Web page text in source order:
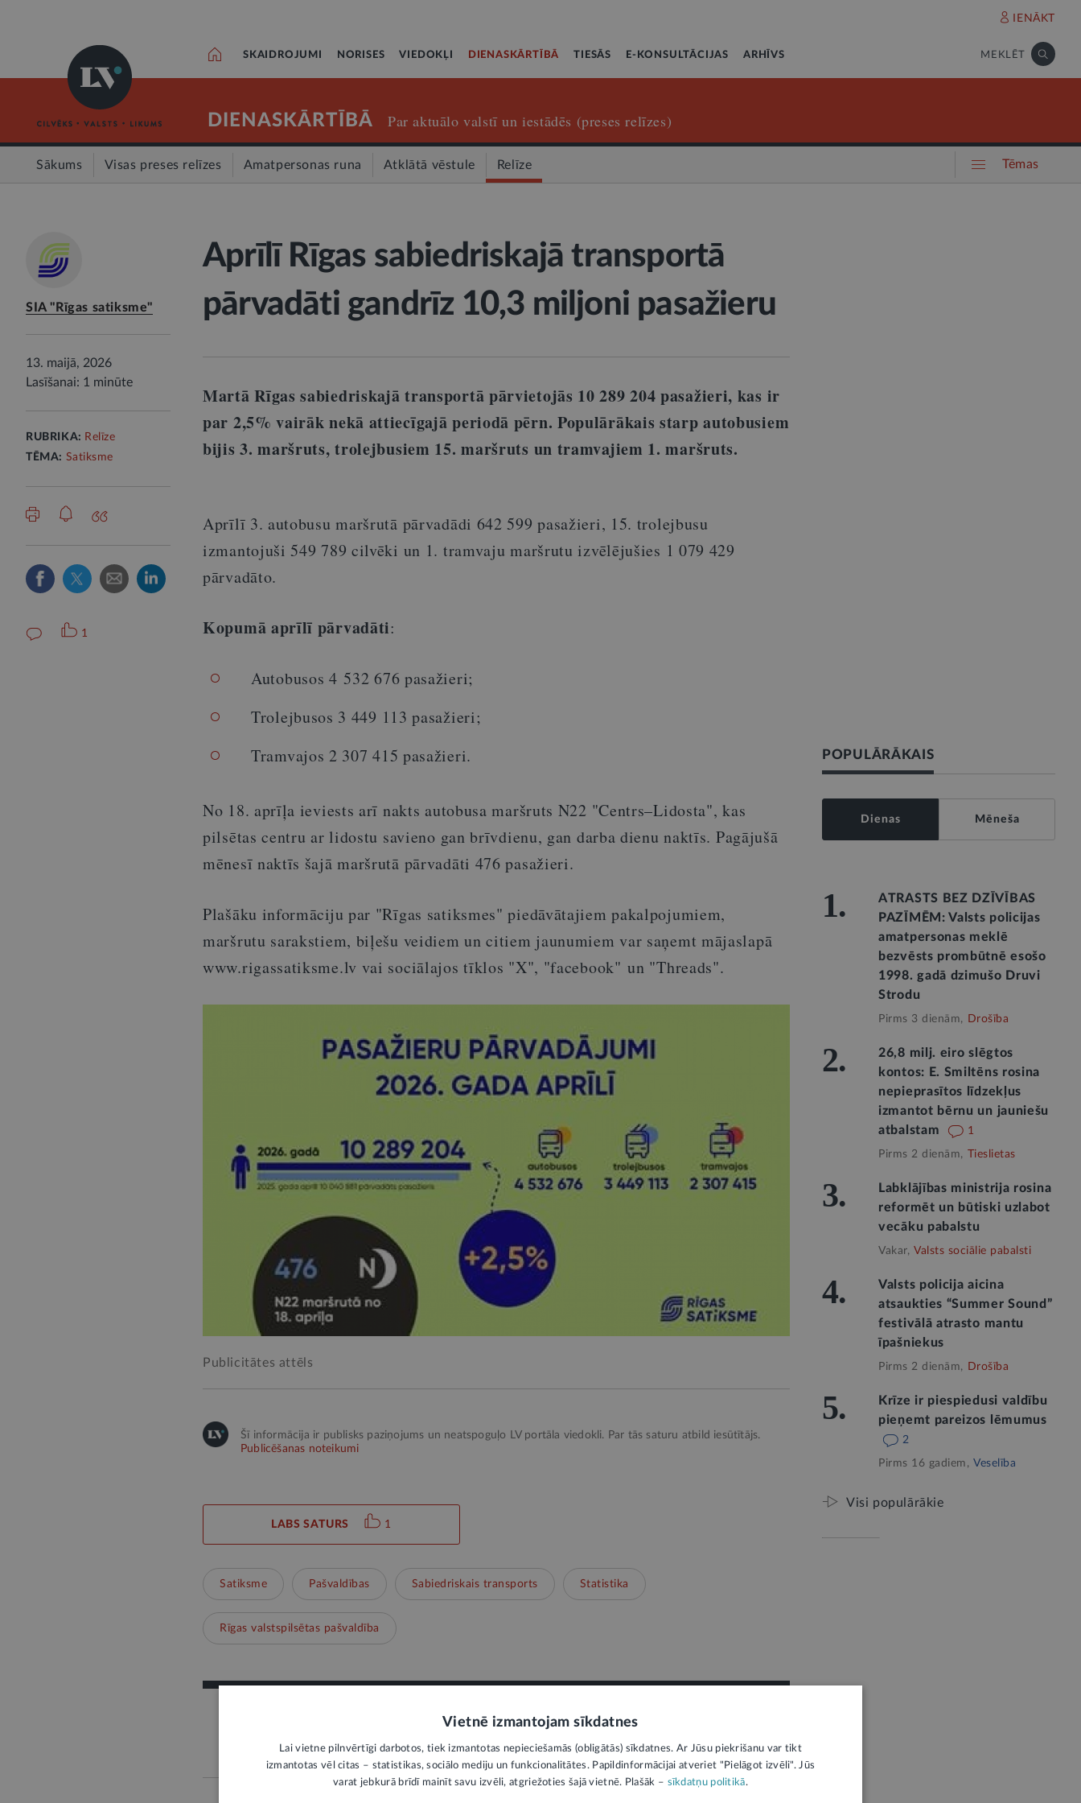
IENĀKT
SKAIDROJUMI NORISES VIEDOKĻI DIENASKĀRTĪBĀ TIESĀS E-KONSULTĀCIJAS ARHĪVS MEKLĒT
DIENASKĀRTĪBĀ Par aktuālo valstī un iestādēs (preses relīzes)
Sākums Visas preses relīzes Amatpersonas runa Atklātā vēstule Relīze Tēmas
SIA "Rīgas satiksme"
13. maijā, 2026
Lasīšanai: 1 minūte
RUBRIKA: Relīze
TĒMA: Satiksme
1
Aprīlī Rīgas sabiedriskajā transportā
pārvadāti gandrīz 10,3 miljoni pasažieru
Martā Rīgas sabiedriskajā transportā pārvietojās 10 289 204 pasažieri, kas ir
par 2,5% vairāk nekā attiecīgajā periodā pērn. Populārākais starp autobusiem
bijis 3. maršruts, trolejbusiem 15. maršruts un tramvajiem 1. maršruts.
Aprīlī 3. autobusu maršrutā pārvadādi 642 599 pasažieri, 15. trolejbusu
izmantojuši 549 789 cilvēki un 1. tramvaju maršrutu izvēlējušies 1 079 429
pārvadāto.
Kopumā aprīlī pārvadāti:
Autobusos 4 532 676 pasažieri;
Trolejbusos 3 449 113 pasažieri;
Tramvajos 2 307 415 pasažieri.
No 18. aprīļa ieviests arī nakts autobusa maršruts N22 "Centrs–Lidosta", kas
pilsētas centru ar lidostu savieno gan brīvdienu, gan darba dienu naktīs. Pagājušā
mēnesī naktīs šajā maršrutā pārvadāti 476 pasažieri.
Plašāku informāciju par "Rīgas satiksmes" piedāvātajiem pakalpojumiem,
maršrutu sarakstiem, biļešu veidiem un citiem jaunumiem var saņemt mājaslapā
www.rigassatiksme.lv vai sociālajos tīklos "X", "facebook" un "Threads".
Publicitātes attēls
Šī informācija ir publisks paziņojums un neatspoguļo LV portāla viedokli. Par tās saturu atbild iesūtītājs.
Publicēšanas noteikumi
LABS SATURS 1
Satiksme Pašvaldības Sabiedriskais transports Statistika
Rīgas valstspilsētas pašvaldība
PIEVIENOT KOMENTĀRU
POPULĀRĀKAIS
Dienas Mēneša
1.
ATRASTS BEZ DZĪVĪBAS
PAZĪMĒM: Valsts policijas
amatpersonas meklē
bezvēsts prombūtnē esošo
1998. gadā dzimušo Druvi
Strodu
Pirms 3 dienām, Drošība
2.
26,8 milj. eiro slēgtos
kontos: E. Smiltēns rosina
nepieprasītos līdzekļus
izmantot bērnu un jauniešu
atbalstam
1
Pirms 2 dienām, Tieslietas
3.
Labklājības ministrija rosina
reformēt un būtiski uzlabot
vecāku pabalstu
Vakar, Valsts sociālie pabalsti
4.
Valsts policija aicina
atsaukties “Summer Sound”
festivālā atrasto mantu
īpašniekus
Pirms 2 dienām, Drošība
5.
Krīze ir piespiedusi valdību
pieņemt pareizos lēmumus
2
Pirms 16 gadiem, Veselība
Visi populārākie
Vietnē izmantojam sīkdatnes
Lai vietne pilnvērtīgi darbotos, tiek izmantotas nepieciešamās (obligātās) sīkdatnes. Ar Jūsu piekrišanu var tikt
izmantotas vēl citas – statistikas, sociālo mediju un funkcionalitātes. Papildinformācijai atveriet "Pielāgot izvēli". Jūs
varat jebkurā brīdī mainīt savu izvēli, atgriežoties šajā vietnē. Plašāk – sīkdatņu politikā.